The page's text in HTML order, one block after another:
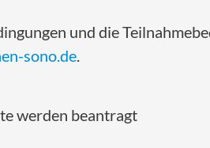
und die
sono.de.
werden beantragt